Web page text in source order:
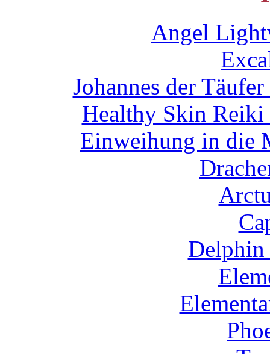
Angel
Johannes der
Healthy Skin
Einweihung in die